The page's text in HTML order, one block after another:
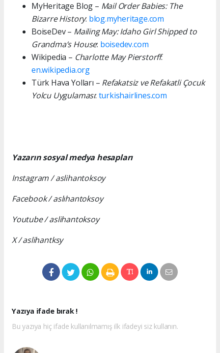
MyHeritage Blog – Mail Order Babies: The
Bizarre History: blog.myheritage.com
BoiseDev – Mailing May: Idaho Girl Shipped to
Grandma’s House: boisedev.com
Wikipedia – Charlotte May Pierstorff:
en.wikipedia.org
Türk Hava Yolları – Refakatsiz ve Refakatli Çocuk
Yolcu Uygulaması: turkishairlines.com
Yazarın sosyal medya hesapları
Instagram / aslihantoksoy
Facebook / aslıhantoksoy
Youtube / aslihantoksoy
X /aslihantksy
Yazıya ifade bırak !
Bu yazıya hiç ifade kullanılmamış ilk ifadeyi siz kullanın.